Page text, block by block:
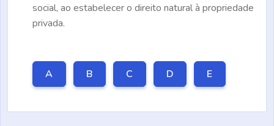
social, ao estabelecer o direito natural à propriedade
privada.
A B C D E